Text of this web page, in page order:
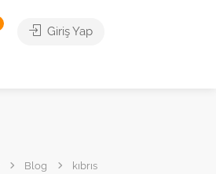
Giriş Yap
Blog kıbrıs